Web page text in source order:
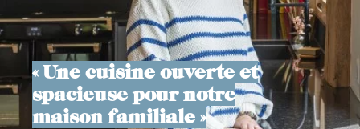
« Une cuisine ouverte et
spacieuse pour notre
maison familiale »